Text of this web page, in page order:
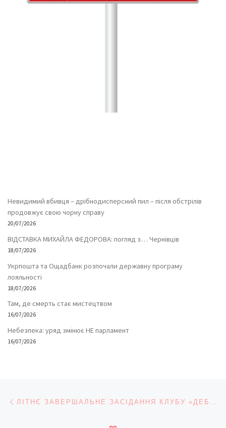
Невидимий вбивця – дрібнодисперсний пил – після обстрілів
продовжує свою чорну справу
20/07/2026
ВІДСТАВКА МИХАЙЛА ФЕДОРОВА: погляд з… Чернівців
18/07/2026
Укрпошта та Ощадбанк розпочали державну програму
лояльності
18/07/2026
Там, де смерть стає мистецтвом
16/07/2026
Небезпека: уряд змінює НЕ парламент
16/07/2026
Навігація записів